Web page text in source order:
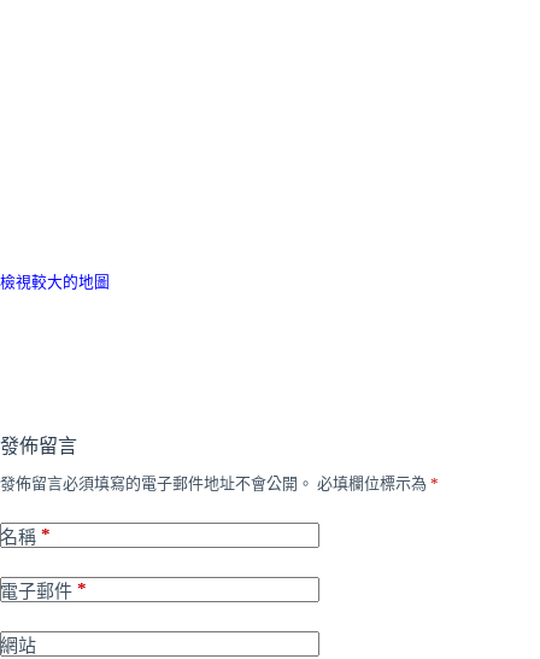
檢視較大的地圖
發佈留言
發佈留言必須填寫的電子郵件地址不會公開。 必填欄位標示為 *
名稱 *
電子郵件 *
網站